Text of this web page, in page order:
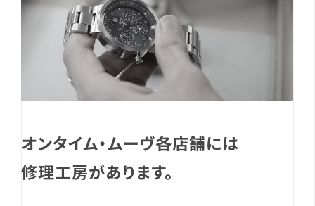
オンタイム・ムーヴ各店舗には
修理工房があります。